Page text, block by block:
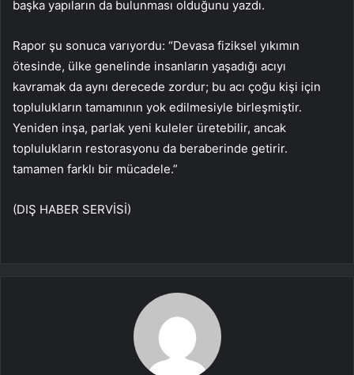
başka yapıların da bulunması olduğunu yazdı.
Rapor şu sonuca varıyordu: “Devasa fiziksel yıkımın
ötesinde, ülke genelinde insanların yaşadığı acıyı
kavramak da aynı derecede zordur; bu acı çoğu kişi için
toplulukların tamamının yok edilmesiyle birleşmiştir.
Yeniden inşa, parlak yeni kuleler üretebilir, ancak
toplulukların restorasyonu da beraberinde getirir.
tamamen farklı bir mücadele.”
(DIŞ HABER SERVİSİ)